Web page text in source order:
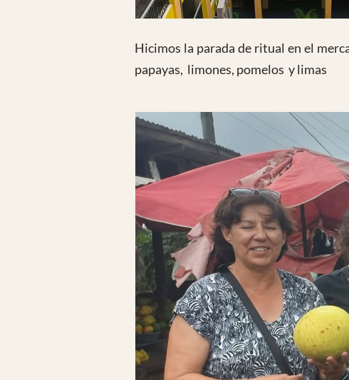
Hicimos la parada de ritual en el
papayas, limones, pomelos y limas